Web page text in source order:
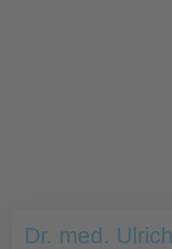
Dr. med.